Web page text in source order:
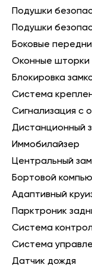
Подушки
Подушки
Боковые
Оконные шторки
Блокировка
Система
Сигнализация с
Дистанционный
Иммобилайзер
Центральный
Бортовой
Адаптивный
Парктроник
Система
Система
Датчик дождя